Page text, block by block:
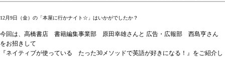
12月9日（金）の「本屋に行かナイト☆」はいかがでしたか？
今回は、高橋書店 書籍編集事業部 原田幸雄さんと 広告・広報部 西島亨さん
をお招きして
『ネイティブが使っている たった30メソッドで英語が好きになる！』をご紹介し